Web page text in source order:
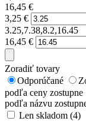
16,45 €
3,25 €
3.25,7.38,8.2,16.45
16,45 €
Zoradiť tovary
Odporúčané
podľa ceny zostupne
podľa názvu
Len skladom (4)